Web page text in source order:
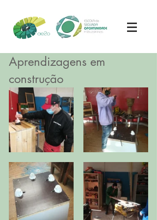
Aprendizagens em
construção